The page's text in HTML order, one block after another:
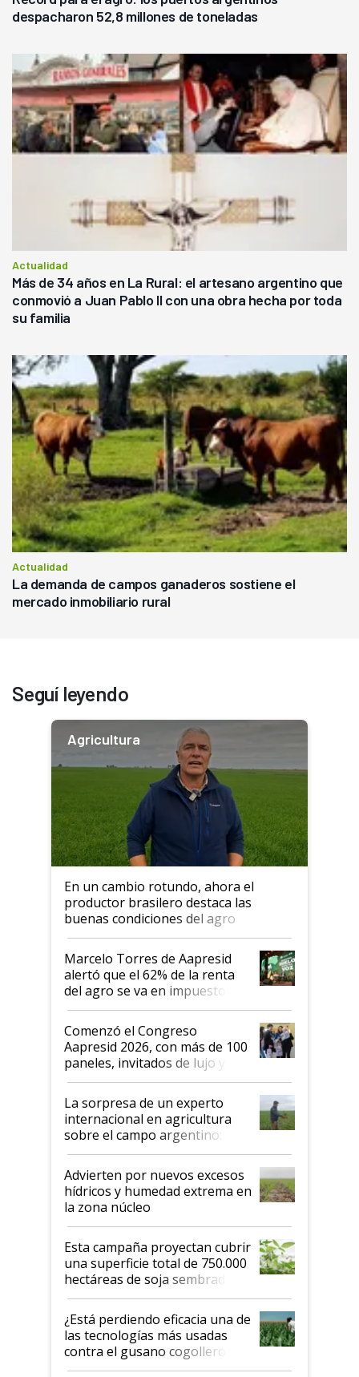
despacharon 52,8 millones de toneladas
Actualidad
Más de 34 años en La Rural: el artesano argentino que
conmovió a Juan Pablo II con una obra hecha por toda
su familia
Actualidad
La demanda de campos ganaderos sostiene el
mercado inmobiliario rural
Seguí leyendo
Agricultura
En un cambio rotundo, ahora el
productor brasilero destaca las
buenas condiciones del agro
argentino para invertir: "Los veo
más motivados"
Marcelo Torres de Aapresid
alertó que el 62% de la renta
del agro se va en impuestos:
"No es bueno que en
Argentina se sigan discutiendo
las mismas cosas de hace 50
años"
Comenzó el Congreso
Aapresid 2026, con más de 100
paneles, invitados de lujo y
todas las tendencias
La sorpresa de un experto
internacional en agricultura
sobre el campo argentino:
"Estoy muy impresionado"
Advierten por nuevos excesos
hídricos y humedad extrema en
la zona núcleo
Esta campaña proyectan cubrir
una superficie total de 750.000
hectáreas de soja sembradas
con una nueva generación de
variedades que marcan un
salto tecnológico en genética y
rendimiento
¿Está perdiendo eficacia una de
las tecnologías más usadas
contra el gusano cogollero? El
desafío de una tecnología clave